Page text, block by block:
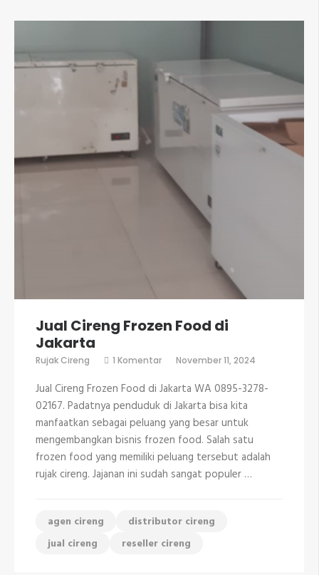
Jual Cireng Frozen Food di
Jakarta
Rujak Cireng 1 Komentarpada
Frozen
Food
di
Jakarta
November 11, 2024
Jual Cireng Frozen Food di Jakarta WA 0895-3278-
02167. Padatnya penduduk di Jakarta bisa kita
manfaatkan sebagai peluang yang besar untuk
mengembangkan bisnis frozen food. Salah satu
frozen food yang memiliki peluang tersebut adalah
rujak cireng. Jajanan ini sudah sangat populer …
agen cireng
distributor cireng
jual cireng
reseller cireng